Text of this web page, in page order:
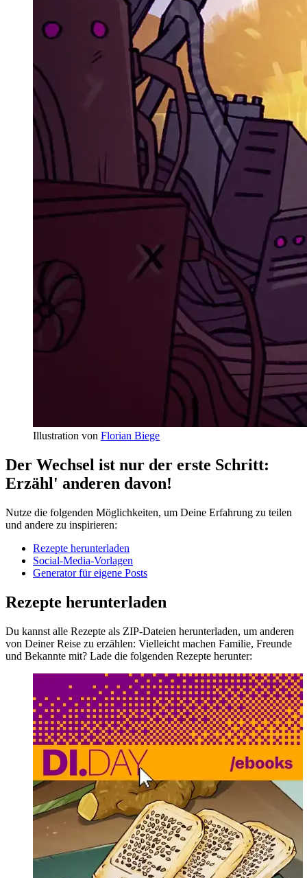
Illustration von Florian Biege
Der Wechsel ist nur der erste Schritt:
Erzähl' anderen davon!
Nutze die folgenden Möglichkeiten, um Deine Erfahrung zu teilen
und andere zu inspirieren:
Rezepte herunterladen
Social-Media-Vorlagen
Generator für eigene Posts
Rezepte herunterladen
Du kannst alle Rezepte als ZIP-Dateien herunterladen, um anderen
von Deiner Reise zu erzählen: Vielleicht machen Familie, Freunde
und Bekannte mit? Lade die folgenden Rezepte herunter: